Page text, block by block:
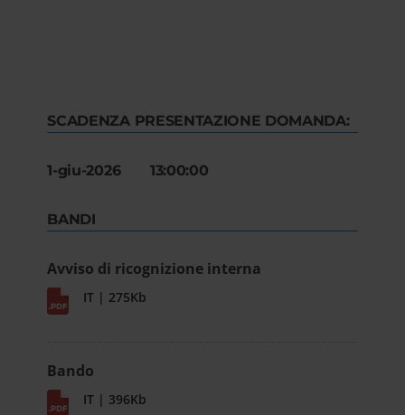
SCADENZA PRESENTAZIONE DOMANDA:
1-giu-2026 13:00:00
BANDI
Avviso di ricognizione interna
IT | 275Kb
Bando
IT | 396Kb